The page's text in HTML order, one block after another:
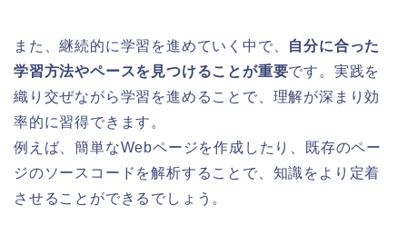
また、継続的に学習を進めていく中で、 自分に合った
学習方法やペースを見つけることが重要です。実践を
織り交ぜながら学習を進めることで、理解が深まり効
率的に習得できます。
例えば、簡単なWebページを作成したり、既存のペー
ジのソースコードを解析することで、知識をより定着
させることができるでしょう。